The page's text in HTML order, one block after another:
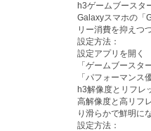
h3ゲームブースタ
Galaxyスマホの「
リー消費を抑えつ
設定方法：
設定アプリを開く
「ゲームブースタ
「パフォーマンス
h3解像度とリフレ
高解像度と高リフ
り滑らかで鮮明に
設定方法：